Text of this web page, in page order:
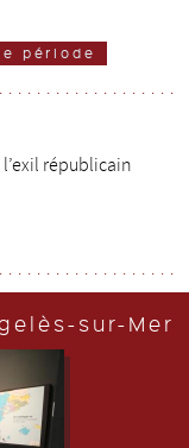
période
républicain
sur-Mer